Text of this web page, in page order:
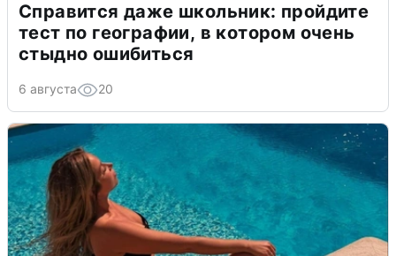
Справится даже школьник: пройдите
тест по географии, в котором очень
стыдно ошибиться
6 августа 20